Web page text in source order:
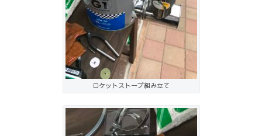
ロケットストーブ組み立て